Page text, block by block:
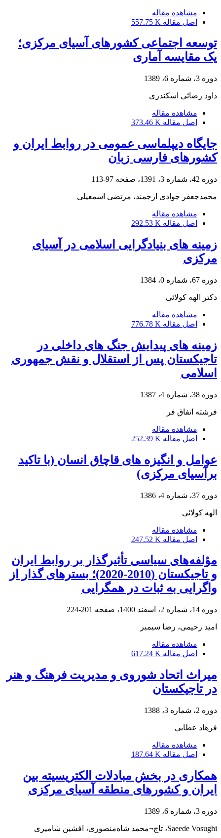
مشاهده مقاله
اصل مقاله 557.75 K
توسعه اجتماعی کشورهای آسیای مرکزی؛
یک مقایسه آماری
دوره 3، شماره 6، 1389
داود رضائی اسکندری
مشاهده مقاله
اصل مقاله 373.46 K
جایگاه دیپلماسی عمومی در روابط ایران و
کشورهای فارسی زبان
دوره 42، شماره 3، 1391، صفحه 97-113
محمدجعفر جوادی ارجمند، مرتضی اسمعیلی
مشاهده مقاله
اصل مقاله 292.53 K
زمینه های بنیادگرایی اسلامی در آسیای
مرکزی
دوره 67، شماره 0، 1384
دکتر الهه کولائی
مشاهده مقاله
اصل مقاله 776.78 K
زمینه های پیدایش جنگ های داخلی در
تاجیکستان پس از استقلال و نقش جمهوری
اسلامی
دوره 38، شماره 4، 1387
فرشته اتفاق فر
مشاهده مقاله
اصل مقاله 252.39 K
عوامل و انگیزه های قاچاق انسان (با تاکید
برآسیای مرکزی)
دوره 37، شماره 4، 1386
الهه کولائی
مشاهده مقاله
اصل مقاله 247.52 K
مؤلفه‌های سیاسی تأثیرگذار بر روابط ایران
و تاجیکستان (2010-2020)؛ بسترهای گذار از
واگرایی به ثبات در همگرایی
دوره 14، شماره 2، اسفند 1400، صفحه 201-224
امید رحیمی، رضا سیمبر
مشاهده مقاله
اصل مقاله 617.24 K
میراث اتحاد شوروی و مدیریت فرهنگ و هنر
در تاجیکستان
دوره 2، شماره 3، 1388
فرهاد عطایی
مشاهده مقاله
اصل مقاله 187.64 K
همکاری در بخش مبادلات الکتریسیته بین
ایران و کشورهای منطقه آسیای مرکزی
دوره 3، شماره 6، 1389
Saeede Vosughi، تاج¬محمد شاه‌منصوری، افشین شامیری